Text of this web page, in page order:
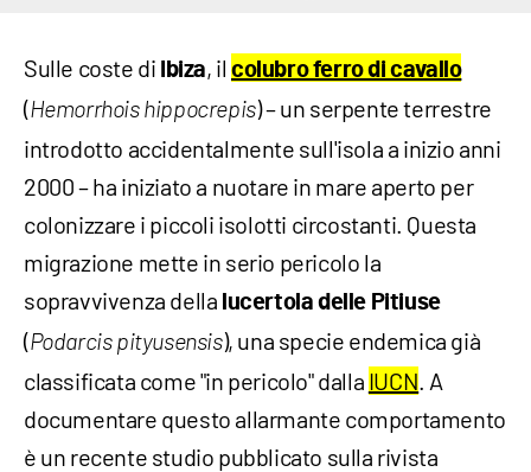
Sulle coste di Ibiza, il colubro ferro di cavallo
(Hemorrhois hippocrepis) – un serpente terrestre
introdotto accidentalmente sull'isola a inizio anni
2000 – ha iniziato a nuotare in mare aperto per
colonizzare i piccoli isolotti circostanti. Questa
migrazione mette in serio pericolo la
sopravvivenza della lucertola delle Pitiuse
(Podarcis pityusensis), una specie endemica già
classificata come "in pericolo" dalla IUCN. A
documentare questo allarmante comportamento
è un recente studio pubblicato sulla rivista